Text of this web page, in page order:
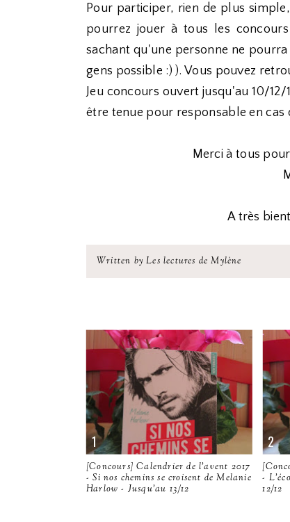
Pour participer, rien de plus
pourrez jouer à tous les
sachant qu'une personne ne
gens possible :) ). Vous pouvez
Jeu concours ouvert jusqu'au 10/
être tenue pour responsable en cas
Merci à tous
A très
Written by Les lectures de Mylène
[Concours] Calendrier de l'avent 2017
- Si nos chemins se croisent de Melanie
Harlow - Jusqu'au 13/12
-
12/12